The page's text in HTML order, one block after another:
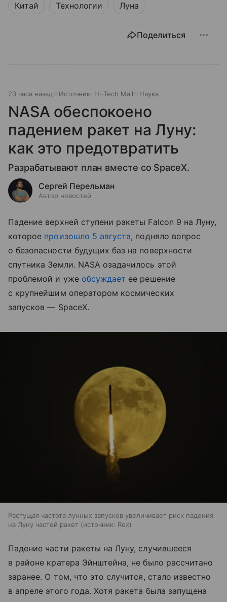
Китай Технологии Луна
Поделиться
23 часа назад Источник: Hi-Tech Mail Наука
NASA обеспокоено
падением ракет на Луну:
как это предотвратить
Разрабатывают план вместе со SpaceX.
Сергей Перельман
Автор новостей
Падение верхней ступени ракеты Falcon 9 на Луну,
которое произошло 5 августа, подняло вопрос
о безопасности будущих баз на поверхности
спутника Земли. NASA озадачилось этой
проблемой и уже обсуждает ее решение
с крупнейшим оператором космических
запусков — SpaceX.
Растущая частота лунных запусков увеличивает риск падения
на Луну частей ракет
источник: Rex
Падение части ракеты на Луну, случившееся
в районе кратера Эйнштейна, не было рассчитано
заранее. О том, что это случится, стало известно
в апреле этого года. Хотя ракета была запущена